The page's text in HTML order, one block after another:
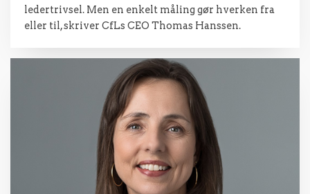
ledertrivsel. Men en enkelt måling gør hverken fra
eller til, skriver CfLs CEO Thomas Hanssen.